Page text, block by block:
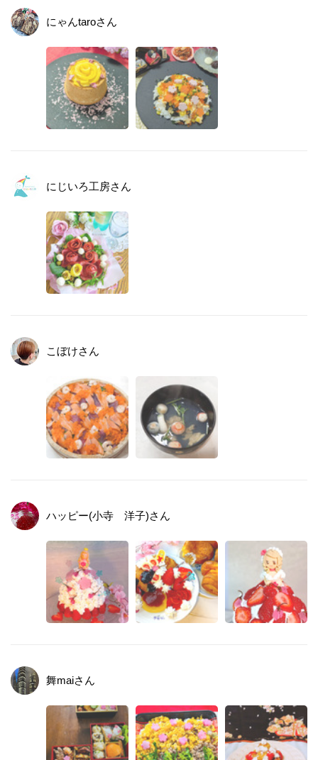
にゃんtaroさん
にじいろ工房さん
こぼけさん
ハッピー(小寺 洋子)さん
舞maiさん